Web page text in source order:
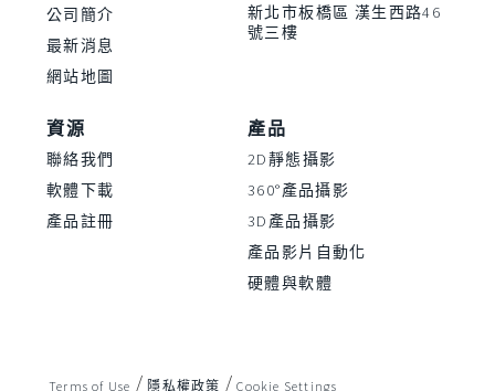
公司簡介
最新消息
網站地圖
新北市板橋區 漢生西路46
號三樓
資源
聯絡我們
軟體下載
產品註冊
產品
2D靜態攝影
360°產品攝影
3D產品攝影
產品影片自動化
硬體與軟體
Terms of Use / 隱私權政策 / Cookie Settings